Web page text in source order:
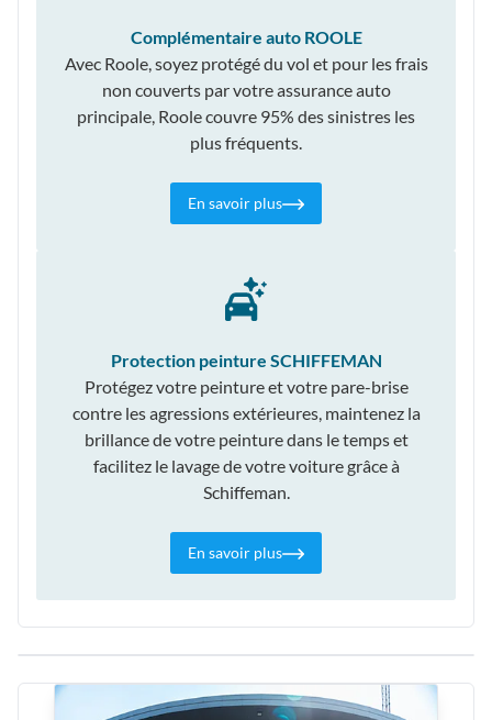
Complémentaire auto ROOLE
Avec Roole, soyez protégé du vol et pour les frais
non couverts par votre assurance auto
principale, Roole couvre 95% des sinistres les
plus fréquents.
En savoir plus
Protection peinture SCHIFFEMAN
Protégez votre peinture et votre pare-brise
contre les agressions extérieures, maintenez la
brillance de votre peinture dans le temps et
facilitez le lavage de votre voiture grâce à
Schiffeman.
En savoir plus